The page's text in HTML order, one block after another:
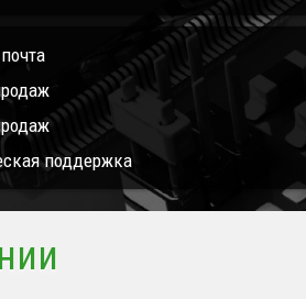
поддержка